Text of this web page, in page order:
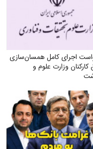
اجرای کامل همسان‌سازی
وزارت علوم و